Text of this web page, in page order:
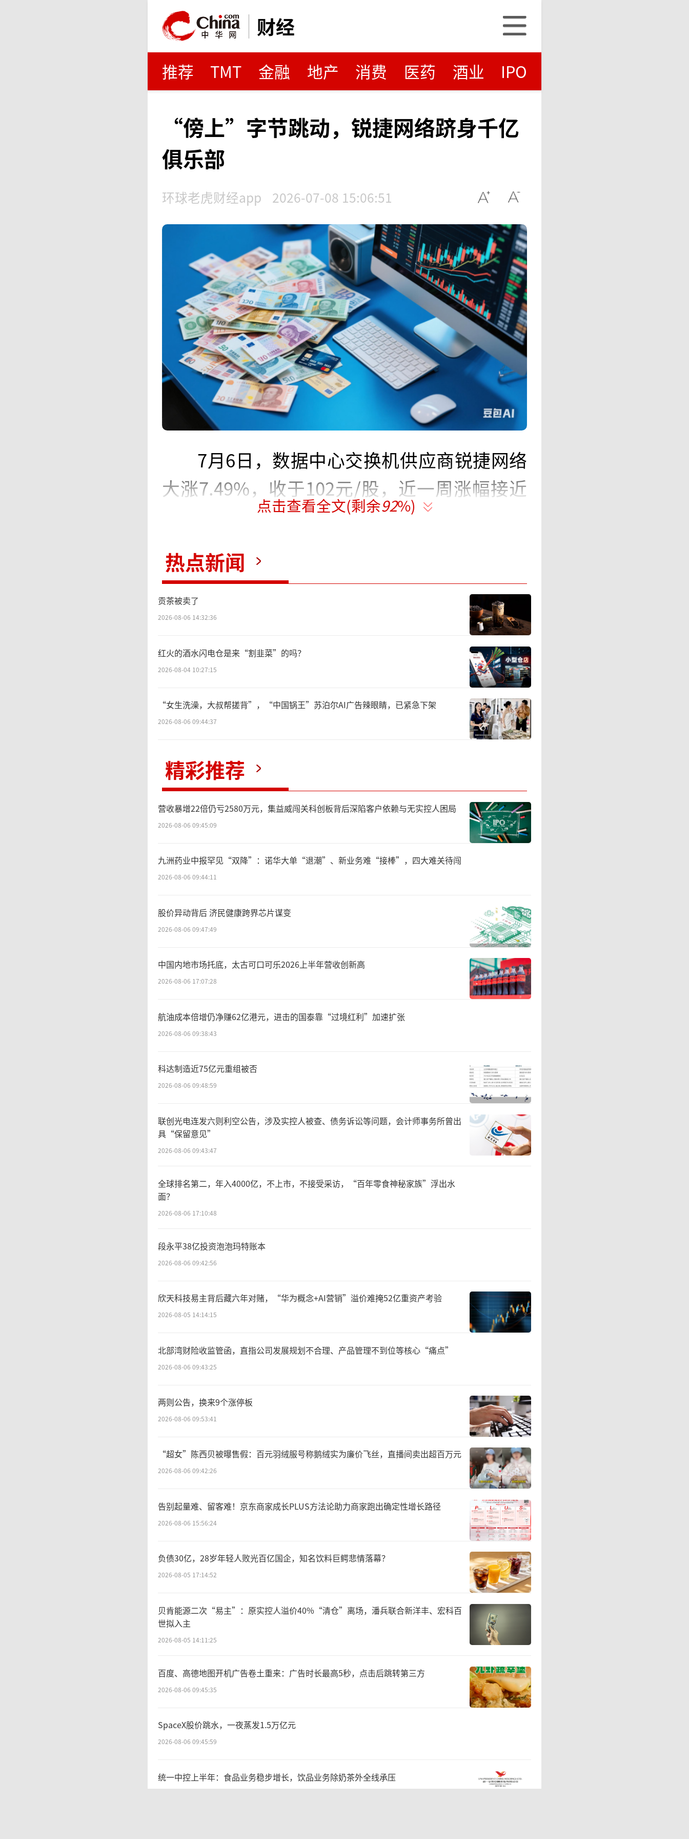
财经
推荐 TMT 金融 地产 消费 医药 酒业 IPO
“傍上”字节跳动，锐捷网络跻身千亿
俱乐部
环球老虎财经app 2026-07-08 15:06:51
7月6日，数据中心交换机供应商锐捷网络
大涨7.49%，收于102元/股，近一周涨幅接近
50%，市值站上1100亿元。
此轮暴涨或源于近期披露的业绩预告，7
月初，公司披露半年度业绩预告，预计上半年
归母净利润6亿元-7.5亿元，同比大增32.71%-
65.88%，环比增速更是高达288.11%-410.1
3%。
而业绩的超预期离不开国内互联网大厂千
亿资本开支的助推，作为国内以太网交换机份
额前三、国内以太光网络份额第一的锐捷网
络，深度绑定字节跳动，是其数据中心交换机
主流供应商，公司数据中心产品收入90%来自
三大字节跳动、阿里和腾讯。
5天涨超50%
中报季正式拉开帷幕，7月1日晚间，锐捷
网络公布了2026年上半年的业绩预告，归母净
利润6-7.5亿元，同比大增32.71%-65.88%，环
比增速更是高达288.11%-410.13%。
受业绩预增的提振，锐捷网络股价近5个
交易日来，累计涨幅超过50%，市值一举突破
1139亿元。公司称，面向互联网客户的数据中
心交换机业务大幅增长，成为本期经营业绩增
长的核心驱动因素。
场份额位居前三，以太光网络在国内市场份额
第一。此外，公司还布局了NPO液冷交换机、
CPO交换机、800G高密交换机、超节点方案，
同时自研LPO光模块，高速互联能力突破800
G/1.6T。
值得注意的是，在此次锐捷网略股价大涨
前，早在6月，多家外资机构便已经对公司进
行了覆盖。
6月9日，高盛发布《锐捷网略：向400G/8
00G交换机升级产品组合；借力中国云资本支
出》买入评级的研究报告，彼时，公司股价仅
有59元/股，截至7月6日102元/股的收盘价，
不到一个月股价涨逾72.88%。6月23日，汇丰
机构“吹捧”之下，资金开始涌入锐捷网
络。龙虎榜数据显示，6月30日、7月1日多个
入超3亿元。
点击查看全文(剩余92%)
热点新闻
贡茶被卖了
2026-08-06 14:32:36
红火的酒水闪电仓是来“割韭菜”的吗？
2026-08-04 10:27:15
“女生洗澡，大叔帮搓背”，“中国锅王”苏泊尔AI广告辣眼睛，已紧急下架
2026-08-06 09:44:37
精彩推荐
营收暴增22倍仍亏2580万元，集益威闯关科创板背后深陷客户依赖与无实控人困局
2026-08-06 09:45:09
九洲药业中报罕见“双降”：诺华大单“退潮”、新业务难“接棒”，四大难关待闯
2026-08-06 09:44:11
股价异动背后 济民健康跨界芯片谋变
2026-08-06 09:47:49
中国内地市场托底，太古可口可乐2026上半年营收创新高
2026-08-06 17:07:28
航油成本倍增仍净赚62亿港元，进击的国泰靠“过境红利”加速扩张
2026-08-06 09:38:43
科达制造近75亿元重组被否
2026-08-06 09:48:59
联创光电连发六则利空公告，涉及实控人被查、债务诉讼等问题，会计师事务所曾出
具“保留意见”
2026-08-06 09:43:47
全球排名第二，年入4000亿，不上市，不接受采访，“百年零食神秘家族”浮出水
面？
2026-08-06 17:10:48
段永平38亿投资泡泡玛特账本
2026-08-06 09:42:56
欣天科技易主背后藏六年对赌，“华为概念+AI营销”溢价难掩52亿重资产考验
2026-08-05 14:14:15
北部湾财险收监管函，直指公司发展规划不合理、产品管理不到位等核心“痛点”
2026-08-06 09:43:25
两则公告，换来9个涨停板
2026-08-06 09:53:41
“超女”陈西贝被曝售假：百元羽绒服号称鹅绒实为廉价飞丝，直播间卖出超百万元
2026-08-06 09:42:26
告别起量难、留客难！京东商家成长PLUS方法论助力商家跑出确定性增长路径
2026-08-06 15:56:24
负债30亿，28岁年轻人败光百亿国企，知名饮料巨鳄悲情落幕？
2026-08-05 17:14:52
贝肯能源二次“易主”：原实控人溢价40%“清仓”离场，潘兵联合新洋丰、宏科百
世拟入主
2026-08-05 14:11:25
百度、高德地图开机广告卷土重来：广告时长最高5秒，点击后跳转第三方
2026-08-06 09:45:35
SpaceX股价跳水，一夜蒸发1.5万亿元
2026-08-06 09:45:59
统一中控上半年：食品业务稳步增长，饮品业务除奶茶外全线承压